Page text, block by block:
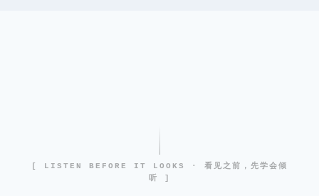
[ LISTEN BEFORE IT LOOKS · 看见之前，先学会倾
听 ]